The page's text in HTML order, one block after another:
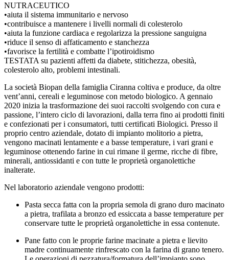
NUTRACEUTICO
•aiuta il sistema immunitario e nervoso
•contribuisce a mantenere i livelli normali di colesterolo
•aiuta la funzione cardiaca e regolarizza la pressione sanguigna
•riduce il senso di affaticamento e stanchezza
•favorisce la fertilità e combatte l’ipotiroidismo
TESTATA su pazienti affetti da diabete, stitichezza, obesità,
colesterolo alto, problemi intestinali.
La società Biopan della famiglia Ciranna coltiva e produce, da oltre
vent’anni, cereali e leguminose con metodo biologico. A gennaio
2020 inizia la trasformazione dei suoi raccolti svolgendo con cura e
passione, l’intero ciclo di lavorazioni, dalla terra fino ai prodotti finiti
e confezionati per i consumatori, tutti certificati Biologici. Presso il
proprio centro aziendale, dotato di impianto molitorio a pietra,
vengono macinati lentamente e a basse temperature, i vari grani e
leguminose ottenendo farine in cui rimane il germe, ricche di fibre,
minerali, antiossidanti e con tutte le proprietà organolettiche
inalterate.
Nel laboratorio aziendale vengono prodotti:
Pasta secca fatta con la propria semola di grano duro macinato
a pietra, trafilata a bronzo ed essiccata a basse temperature per
conservare tutte le proprietà organolettiche in essa contenute.
Pane fatto con le proprie farine macinate a pietra e lievito
madre continuamente rinfrescato con la farina di grano tenero.